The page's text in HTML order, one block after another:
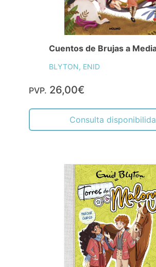
Cuentos de Brujas a
BLYTON, ENID
PVP. 26,00€
Consulta